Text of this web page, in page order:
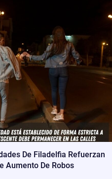
De Filadelfia Refuerzan
Aumento De Robos